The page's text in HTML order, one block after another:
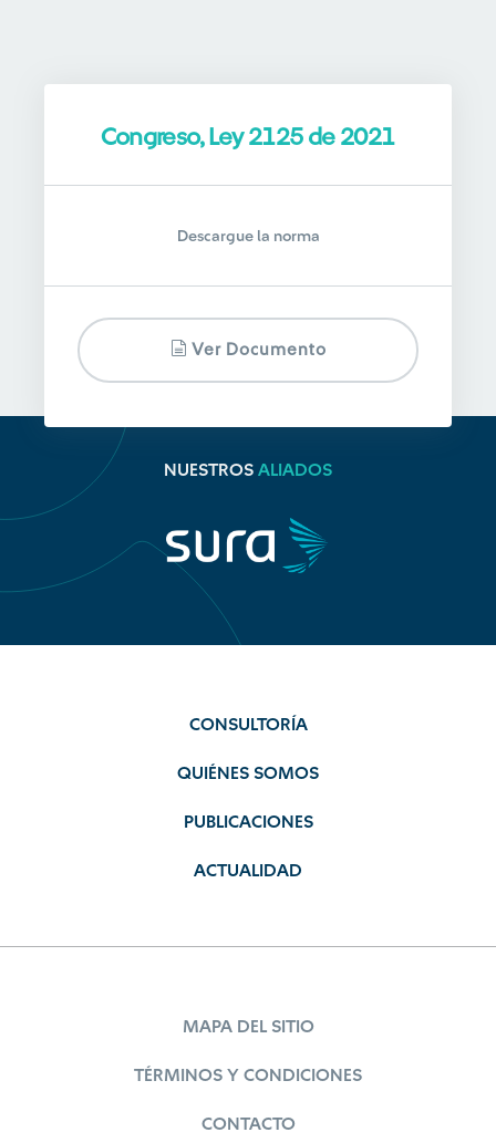
Congreso, Ley 2125 de 2021
Descargue la norma
Ver Documento
NUESTROS ALIADOS
CONSULTORÍA
QUIÉNES SOMOS
PUBLICACIONES
ACTUALIDAD
MAPA DEL SITIO
TÉRMINOS Y CONDICIONES
CONTACTO